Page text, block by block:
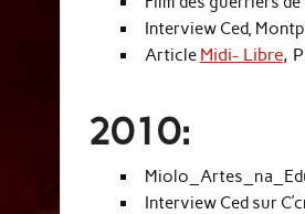
Interview Ced,
Article Midi- Libre,
2010:
Interview Ced sur